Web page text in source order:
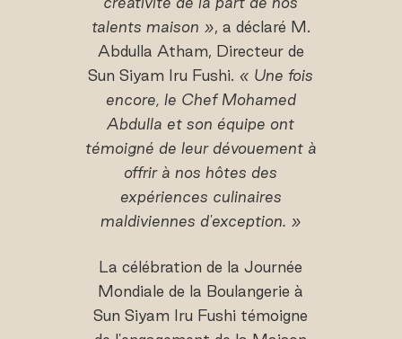
talents maison », a déclaré M.
Abdulla Atham, Directeur de
Sun Siyam Iru Fushi. « Une fois
encore, le Chef Mohamed
Abdulla et son équipe ont
témoigné de leur dévouement à
offrir à nos hôtes des
expériences culinaires
maldiviennes d'exception. »
La célébration de la Journée
Mondiale de la Boulangerie à
Sun Siyam Iru Fushi témoigne